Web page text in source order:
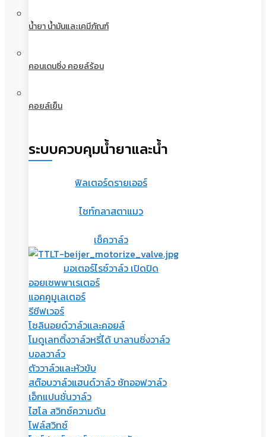
น้ำยา น้ำมันและเคมีภัณฑ์
คอนเดนซิ่ง คอยล์ร้อน
คอยล์เย็น
ระบบควบคุมน้ำยาและน้ำ
ฟิลเตอร์ดรายเออร์
ไซท์กลาสตาแมว
เช็ควาล์ว
มอเตอร์ไรซ์วาล์ว เปิดปิด
ออยเซพพาเรเตอร์
แอคคูมูเลเตอร์
รีซีฟเวอร์
โซลินอยด์วาล์วและคอยล์
โมดูเลทติ้งวาล์วหรี่ได้ บาลานซิ่งวาล์ว
บอลวาล์ว
ตัววาล์วและหัวขับ
สต๊อบวาล์วแฮนด์วาล์ว ชัทออฟวาล์ว
เอ็กแปนชั่นวาล์ว
ไฮโล สวิทซ์ความดัน
โฟล์สวิทซ์